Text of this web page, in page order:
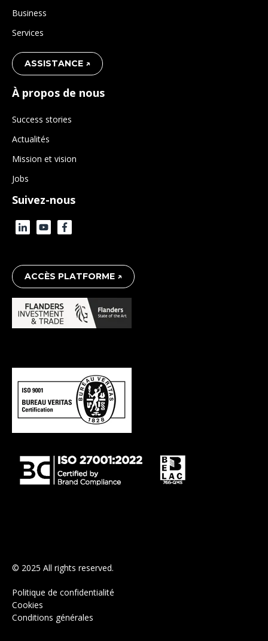
Business
Services
ASSISTANCE ↗
À propos de nous
Success stories
Actualités
Mission et vision
Jobs
Suivez-nous
ACCÈS PLATFORME ↗
© 2025 All rights reserved.
Politique de confidentialité
Cookies
Conditions générales